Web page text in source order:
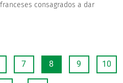
consagrados a dar
7 8 9 10